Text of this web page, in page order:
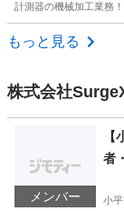
計測器の機械加工業務
東京 町田市
もっと見る
株式会社
メンバー
者
小